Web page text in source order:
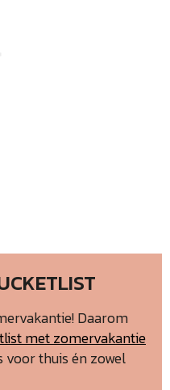
Daarom
met zomervakantie
voor thuis én zowel